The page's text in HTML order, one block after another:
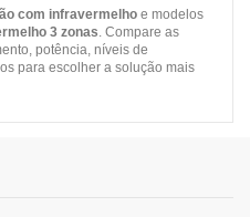
com infravermelho e modelos
3 zonas. Compare as
potência, níveis de
para escolher a solução mais